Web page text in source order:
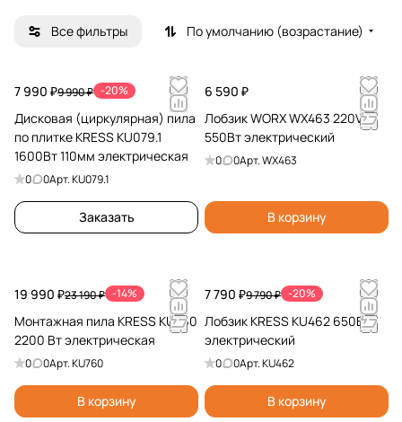
Все фильтры По умолчанию (возрастание)
7 990 ₽9 990 ₽ -20%
Дисковая (циркулярная) пила
по плитке KRESS KU079.1
1600Вт 110мм электрическая
0 0Арт.KU079.1
Заказать
6 590 ₽
Лобзик WORX WX463 220V
550Вт электрический
0 0Арт.WX463
В корзину
19 990 ₽23 190 ₽ -14%
Монтажная пила KRESS KU760
2200 Вт электрическая
0 0Арт.KU760
В корзину
7 790 ₽9 790 ₽ -20%
Лобзик KRESS KU462 650Вт
электрический
0 0Арт.KU462
В корзину